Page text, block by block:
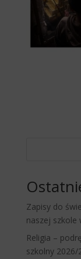
Zapisy do
naszej szkole
Religia –
szkolny 2026/